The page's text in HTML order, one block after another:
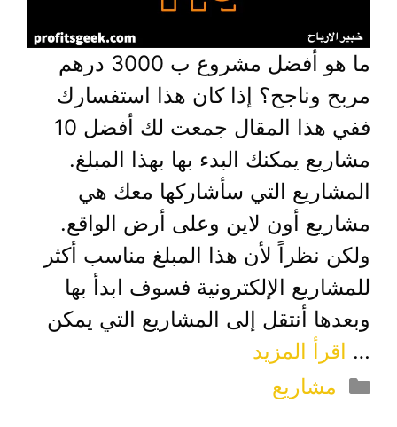
ما هو أفضل مشروع ب 3000 درهم
مربح وناجح؟ إذا كان هذا استفسارك
ففي هذا المقال جمعت لك أفضل 10
مشاريع يمكنك البدء بها بهذا المبلغ.
المشاريع التي سأشاركها معك هي
مشاريع أون لاين وعلى أرض الواقع.
ولكن نظراً لأن هذا المبلغ مناسب أكثر
للمشاريع الإلكترونية فسوف ابدأ بها
وبعدها أنتقل إلى المشاريع التي يمكن
… اقرأ المزيد
التصنيفات
مشاريع